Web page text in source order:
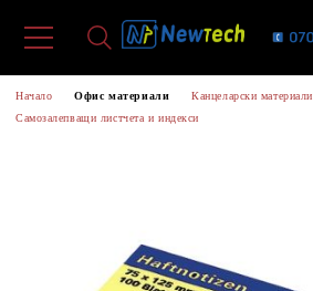
Начало Офис материали
Канцеларски материали
Самозалепващи листчета и индекси